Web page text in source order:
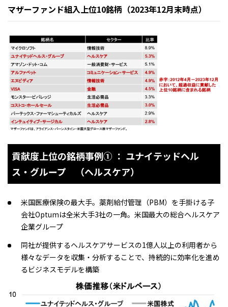
マザーファンド組入上位10銘柄（2023年12月末時点）
貢献度上位の銘柄事例① ： ユナイテッドヘル
ス・グループ （ヘルスケア）
米国医療保険の最大手。薬剤給付管理（PBM）を手掛ける子
会社Optumは全米大手3社の一角。米国最大の総合ヘルスケア
企業グループ
同社が提供するヘルスケアサービスの1億人以上の利用者から
様々なデータを収集・分析することで、持続的に効率化を進め
るビジネスモデルを構築